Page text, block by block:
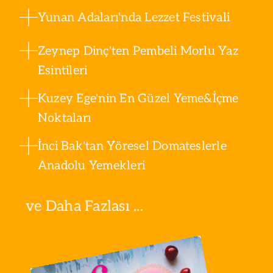
Yunan Adaları'nda Lezzet Festivali
Zeynep Dinç'ten Pembeli Morlu Yaz
Esintileri
Kuzey Ege'nin En Güzel Yeme&İçme
Noktaları
İnci Bak'tan Yöresel Domateslerle
Anadolu Yemekleri
ve Daha Fazlası ...